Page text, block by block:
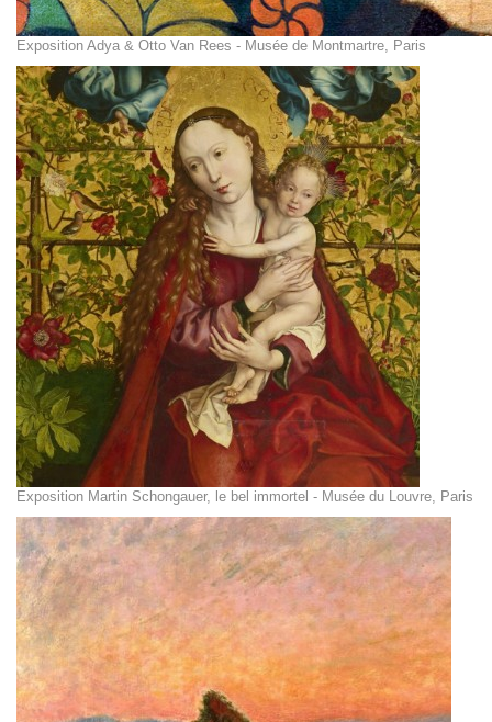
Exposition Adya & Otto Van Rees - Musée de Montmartre, Paris
Exposition Martin Schongauer, le bel immortel - Musée du Louvre, Paris